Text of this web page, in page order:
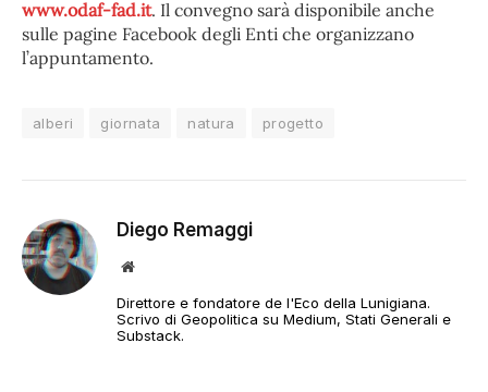
www.odaf-fad.it. Il convegno sarà disponibile anche
sulle pagine Facebook degli Enti che organizzano
l’appuntamento.
alberi giornata natura progetto
Diego Remaggi
Sito
Direttore e fondatore de l'Eco della Lunigiana.
Scrivo di Geopolitica su Medium, Stati Generali e
Substack.